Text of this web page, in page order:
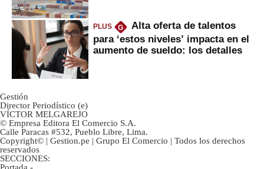
PLUS G
Alta oferta de talentos
para ‘estos niveles’ impacta en el
aumento de sueldo: los detalles
Gestión
Director Periodístico (e)
VÍCTOR MELGAREJO
© Empresa Editora El Comercio S.A.
Calle Paracas #532, Pueblo Libre, Lima.
Copyright© | Gestion.pe | Grupo El Comercio | Todos los derechos
reservados
SECCIONES: